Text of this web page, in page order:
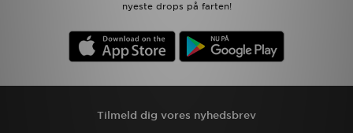
nyeste drops på farten!
Tilmeld dig vores nyhedsbrev